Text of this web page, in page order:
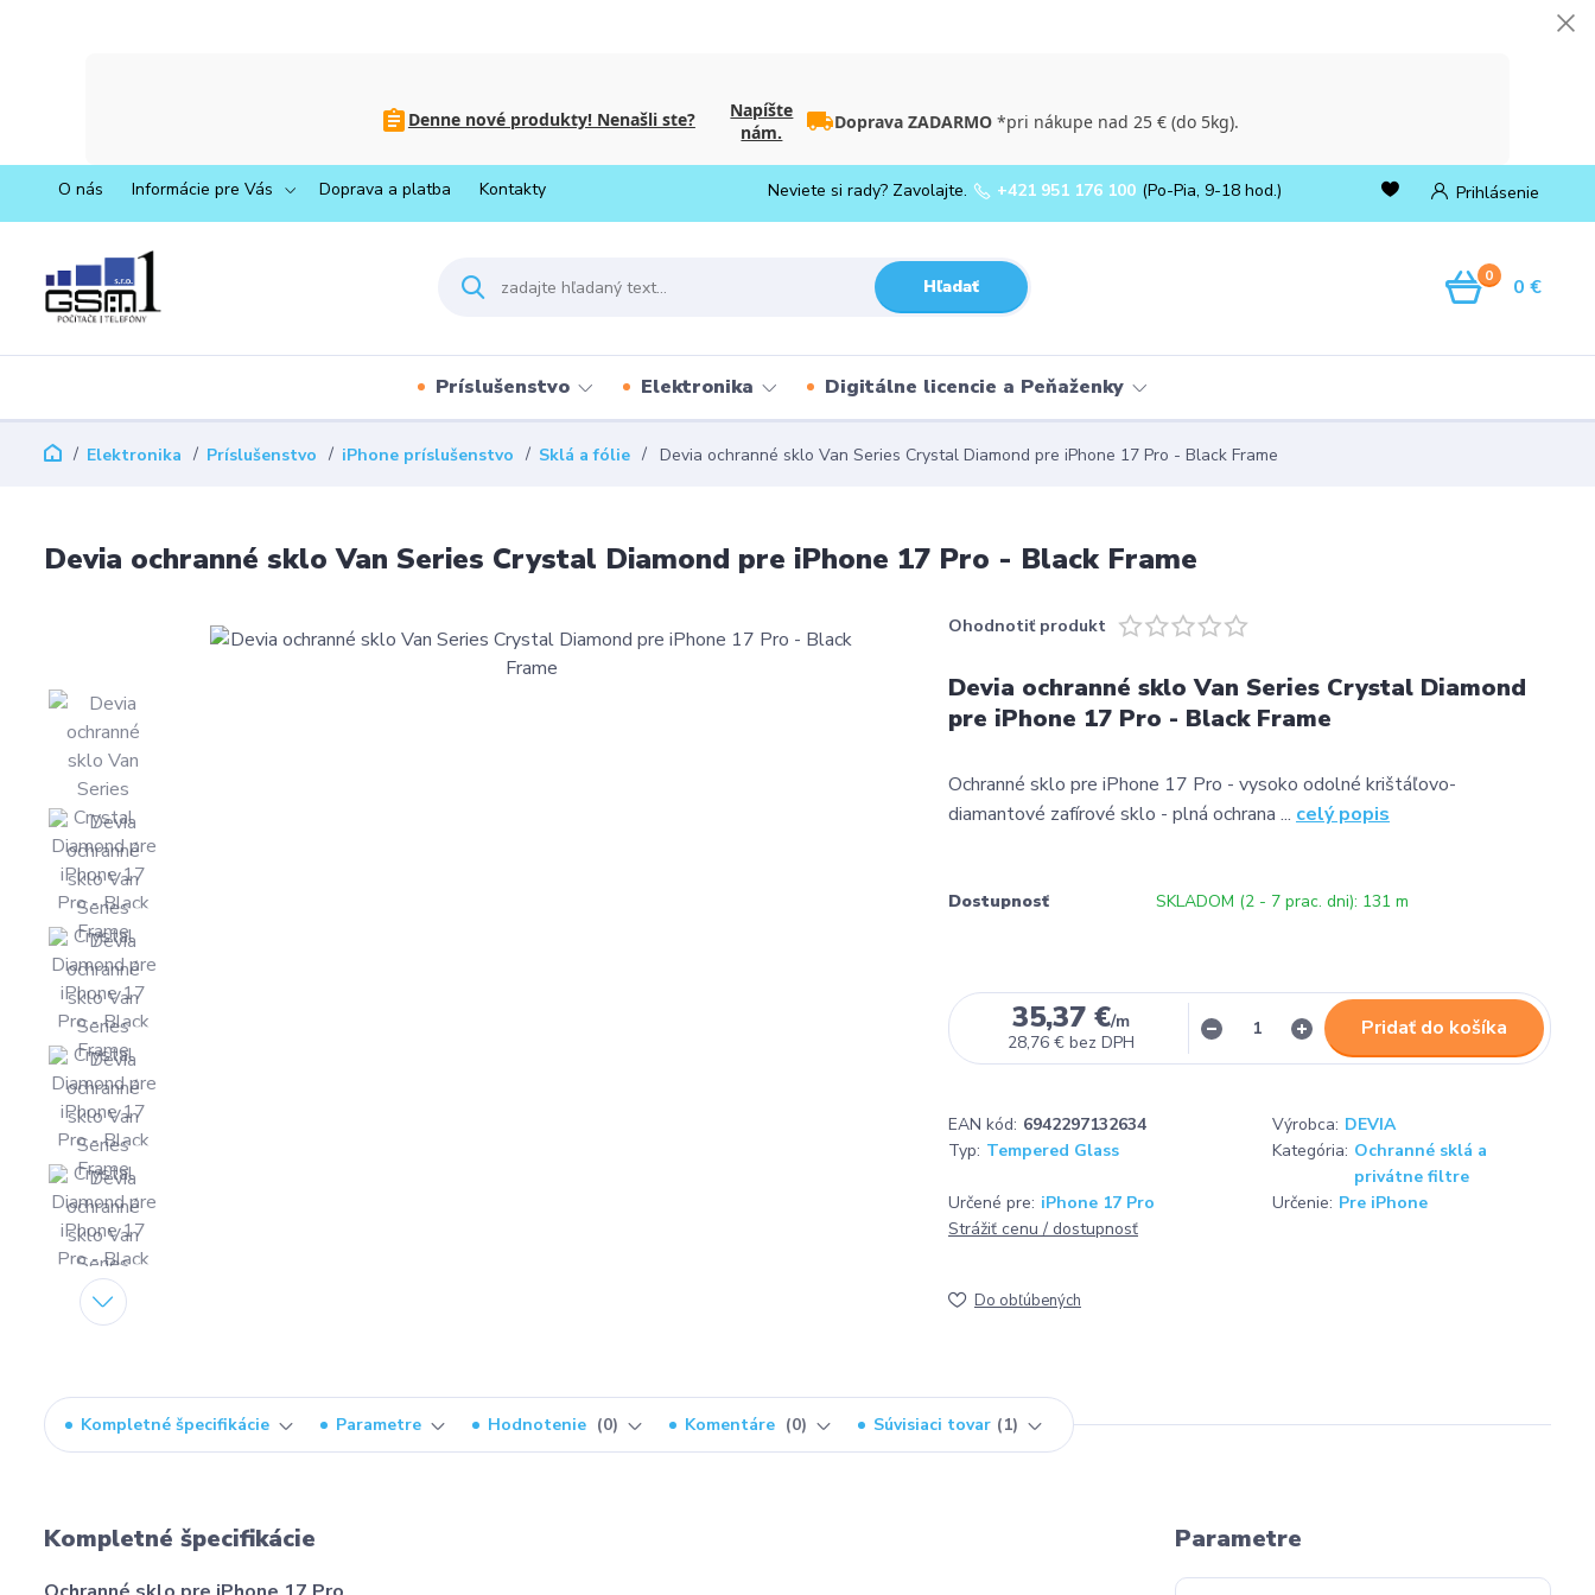
Denne nové produkty! Nenašli ste?
Napíšte
nám.
Doprava ZADARMO*pri nákupe nad 25 € (do 5kg).
O nás Informácie pre Vás Doprava a platba Kontakty Prihlásenie
Hľadať
Neviete si rady? Zavolajte. +421 951 176 100 (Po-Pia, 9-18 hod.)
0 0 €
Príslušenstvo Elektronika Digitálne licencie a Peňaženky
Elektronika Príslušenstvo iPhone príslušenstvo Sklá a fólie Devia ochranné sklo Van Series Crystal Diamond pre iPhone 17 Pro - Black Frame
Devia ochranné sklo Van Series Crystal Diamond pre iPhone 17 Pro - Black Frame
Ohodnotiť produkt
Devia ochranné sklo Van Series Crystal Diamond
pre iPhone 17 Pro - Black Frame
Ochranné sklo pre iPhone 17 Pro - vysoko odolné krištáľovo-
diamantové zafírové sklo - plná ochrana ... celý popis
Dostupnosť SKLADOM (2 - 7 prac. dni): 131 m
35,37 €/m
28,76 € bez DPH
Pridať do košíka
EAN kód: 6942297132634 Výrobca: DEVIA
Typ: Tempered Glass Kategória: Ochranné sklá a
privátne filtre
Určené pre: iPhone 17 Pro Určenie: Pre iPhone
Strážiť cenu / dostupnosť
Do obľúbených
Kompletné špecifikácie Parametre Hodnotenie 0 Komentáre 0 Súvisiaci tovar 1
Kompletné špecifikácie Parametre